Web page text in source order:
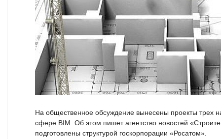
На общественное обсуждение вынесены проекты трех
сфере BIM. Об этом пишет агентство новостей
подготовлены структурой госкорпорации «Росатом».